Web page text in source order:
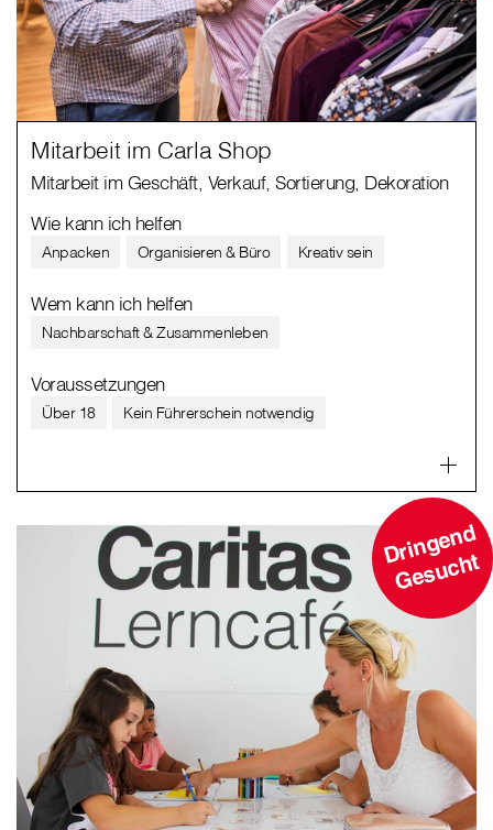
Mitarbeit im Carla Shop
Mitarbeit im Geschäft, Verkauf, Sortierung, Dekoration
Wie kann ich helfen
Anpacken Organisieren & Büro Kreativ sein
Wem kann ich helfen
Nachbarschaft & Zusammenleben
Voraussetzungen
Über 18 Kein Führerschein notwendig
D
ri
n
g
e
n
d
G
e
s
u
c
ht